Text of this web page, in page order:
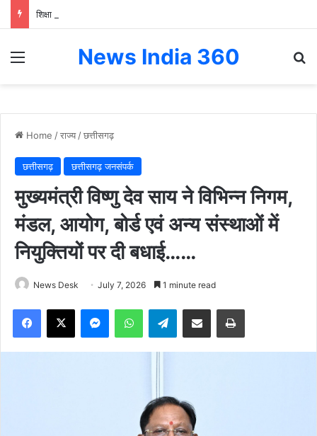
Menu News India 360
Home /राज्य /छत्तीसगढ़
छत्तीसगढ़ छत्तीसगढ़ जनसंपर्क
मुख्यमंत्री विष्णु देव साय ने विभिन्न निगम,
मंडल, आयोग, बोर्ड एवं अन्य संस्थाओं में
नियुक्तियों पर दी बधाई……
News Desk July 7, 2026 1 minute read
Facebook
X MessengerWhatsAppTelegramShare via Email Print